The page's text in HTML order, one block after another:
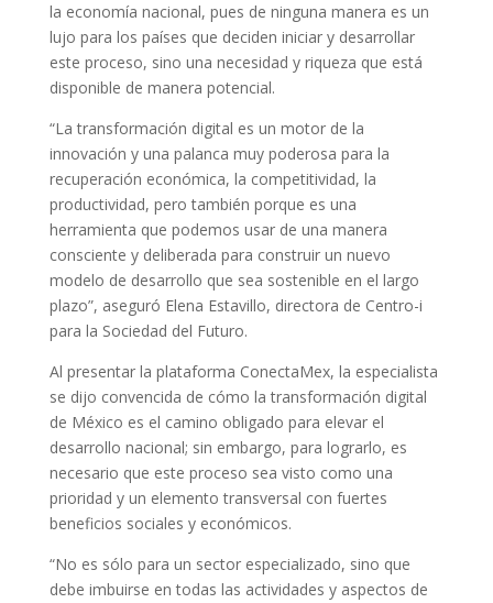
la economía nacional, pues de ninguna manera es un
lujo para los países que deciden iniciar y desarrollar
este proceso, sino una necesidad y riqueza que está
disponible de manera potencial.
“La transformación digital es un motor de la
innovación y una palanca muy poderosa para la
recuperación económica, la competitividad, la
productividad, pero también porque es una
herramienta que podemos usar de una manera
consciente y deliberada para construir un nuevo
modelo de desarrollo que sea sostenible en el largo
plazo”, aseguró Elena Estavillo, directora de Centro-i
para la Sociedad del Futuro.
Al presentar la plataforma ConectaMex, la especialista
se dijo convencida de cómo la transformación digital
de México es el camino obligado para elevar el
desarrollo nacional; sin embargo, para lograrlo, es
necesario que este proceso sea visto como una
prioridad y un elemento transversal con fuertes
beneficios sociales y económicos.
“No es sólo para un sector especializado, sino que
debe imbuirse en todas las actividades y aspectos de